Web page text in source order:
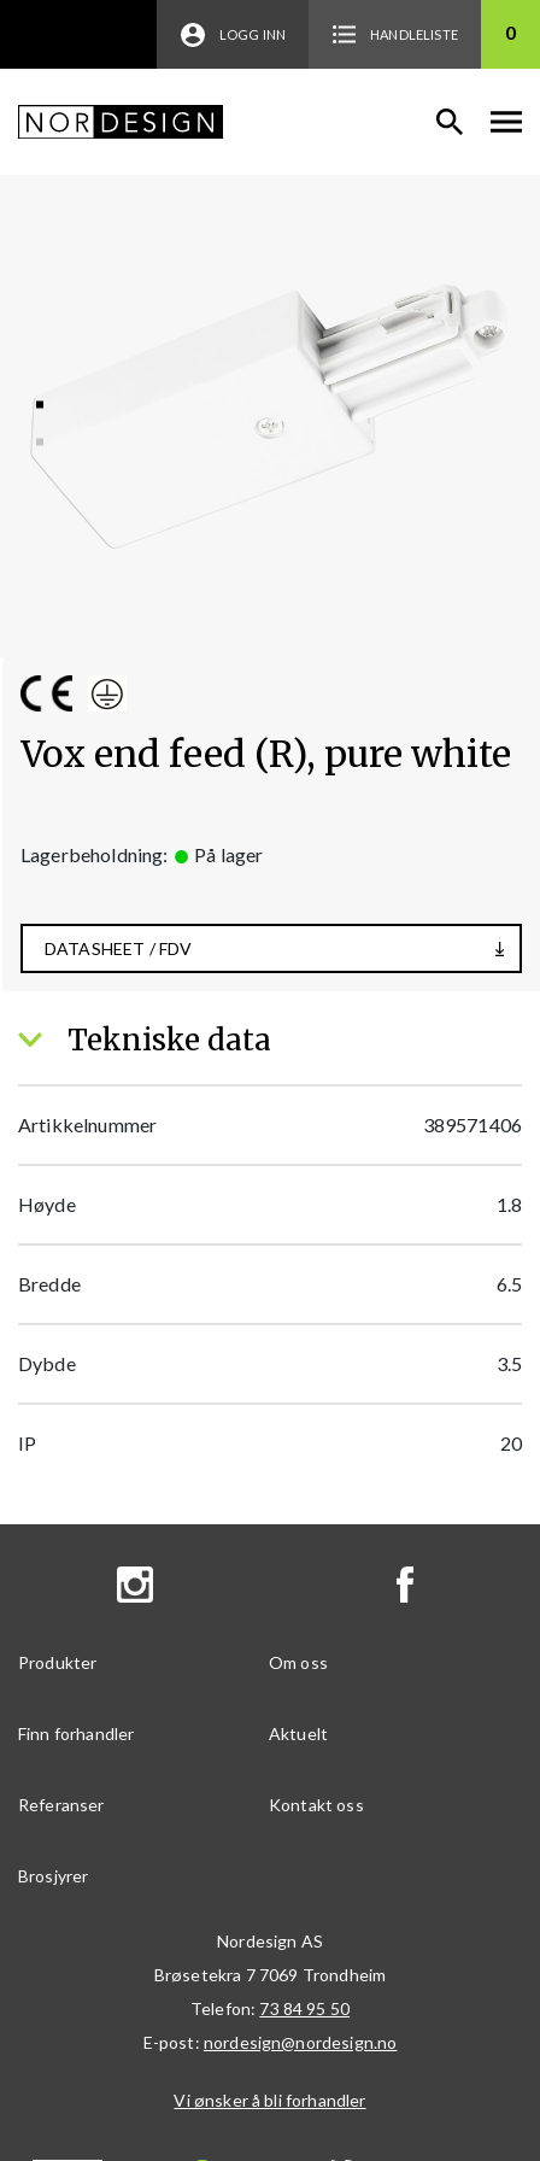
LOGG INN HANDLELISTE 0
Vox end feed (R), pure white
Lagerbeholdning: På lager
DATASHEET / FDV
Tekniske data
Artikkelnummer 389571406
Høyde 1.8
Bredde 6.5
Dybde 3.5
IP 20
Produkter Om oss
Finn forhandler Aktuelt
Referanser Kontakt oss
Brosjyrer
Nordesign AS
Brøsetekra 7 7069 Trondheim
Telefon: 73 84 95 50
E-post: nordesign@nordesign.no
Vi ønsker å bli forhandler